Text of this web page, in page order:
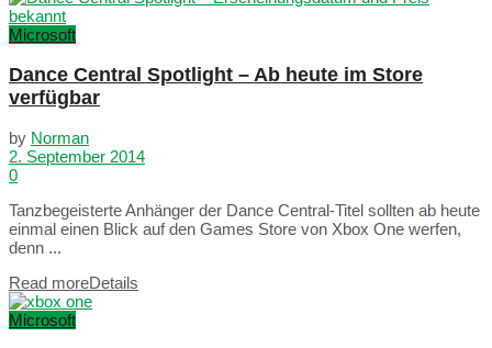
Microsoft
Dance Central Spotlight – Ab heute im Store
verfügbar
by Norman
2. September 2014
0
Tanzbegeisterte Anhänger der Dance Central-Titel sollten ab heute
einmal einen Blick auf den Games Store von Xbox One werfen,
denn ...
Read moreDetails
Microsoft